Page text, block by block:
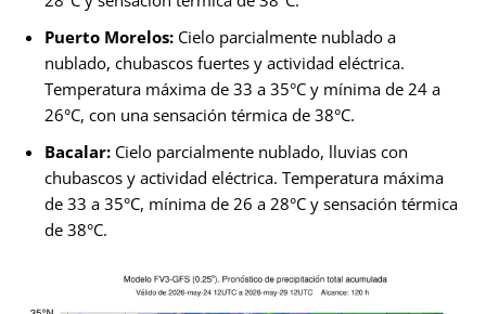
Puerto Morelos: Cielo parcialmente nublado a
nublado, chubascos fuertes y actividad eléctrica.
Temperatura máxima de 33 a 35°C y mínima de 24 a
26°C, con una sensación térmica de 38°C.
Bacalar: Cielo parcialmente nublado, lluvias con
chubascos y actividad eléctrica. Temperatura máxima
de 33 a 35°C, mínima de 26 a 28°C y sensación térmica
de 38°C.